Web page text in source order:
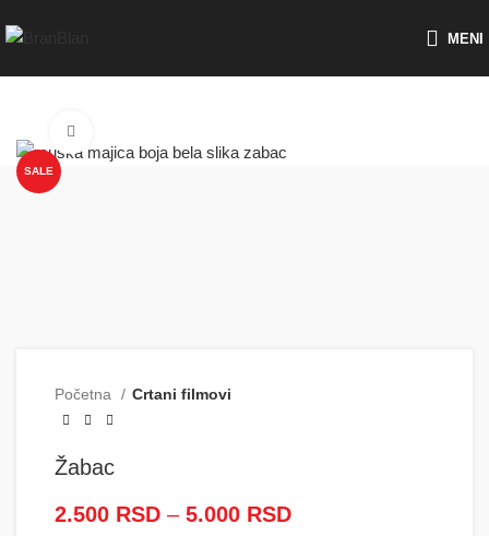
MENI
SALE
Početna Crtani filmovi
Žabac
2.500 RSD – 5.000 RSD
Besplatna dostava za porudžbine preko